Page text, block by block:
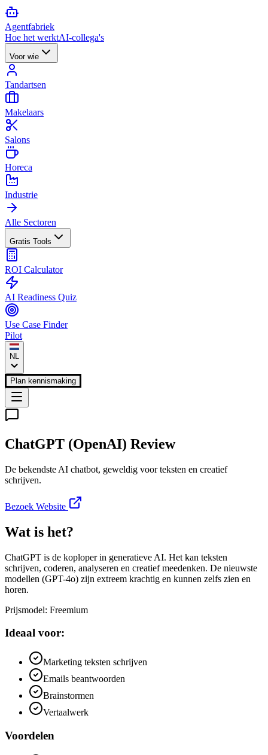
Agentfabriek
Hoe het werktAI-collega's
Voor wie
Tandartsen
Makelaars
Salons
Horeca
Industrie
Alle Sectoren
Gratis Tools
ROI Calculator
AI Readiness Quiz
Use Case Finder
Pilot
NL
Plan kennismaking
ChatGPT (OpenAI) Review
De bekendste AI chatbot, geweldig voor teksten en creatief
schrijven.
Bezoek Website
Wat is het?
ChatGPT is de koploper in generatieve AI. Het kan teksten
schrijven, coderen, analyseren en creatief meedenken. De nieuwste
modellen (GPT-4o) zijn extreem krachtig en kunnen zelfs zien en
horen.
Prijsmodel: Freemium
Ideaal voor:
Marketing teksten schrijven
Emails beantwoorden
Brainstormen
Vertaalwerk
Voordelen